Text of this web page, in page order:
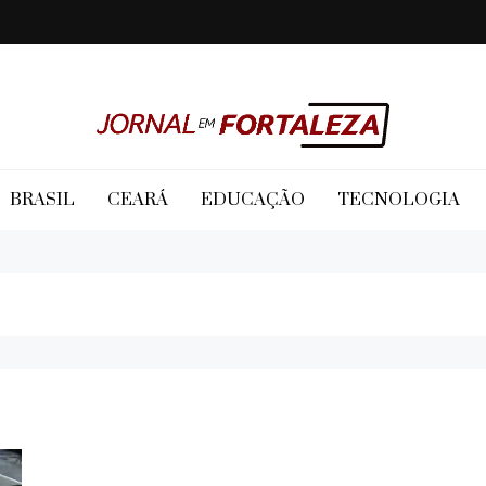
Jornal em Fortaleza
BRASIL CEARÁ EDUCAÇÃO TECNOLOGIA